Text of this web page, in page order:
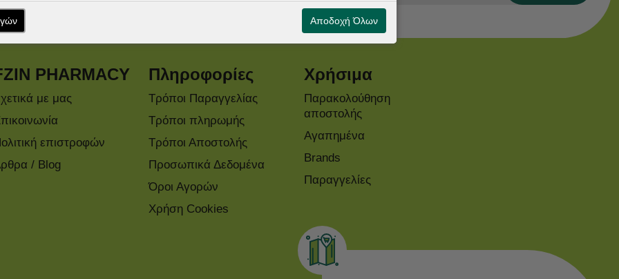
PHARMACY
με μας
επιστροφών
/ Blog
Πληροφορίες
Τρόποι Παραγγελίας
Τρόποι πληρωμής
Τρόποι Αποστολής
Προσωπικά Δεδομένα
Όροι Αγορών
Χρήση Cookies
Χρήσιμα
Παρακολούθηση
αποστολής
Αγαπημένα
Brands
Παραγγελίες
Αποδοχή Όλων